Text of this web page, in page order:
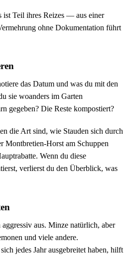
ist Teil ihres Reizes — aus einer
ohne Dokumentation führt
das Datum und was du mit den
sie woanders im Garten
gegeben? Die Reste kompostiert?
die Art sind, wie Stauden sich durch
Montbretien-Horst am Schuppen
Wenn du diese
verlierst du den Überblick, was
aus. Minze natürlich, aber
und viele andere.
jedes Jahr ausgebreitet haben, hilft